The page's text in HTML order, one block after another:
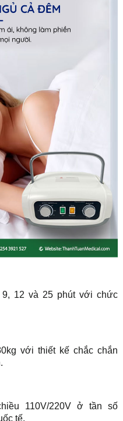
12 và 25 phút với chức
với thiết kế chắc chắn
110V/220V ở tần số
tế.